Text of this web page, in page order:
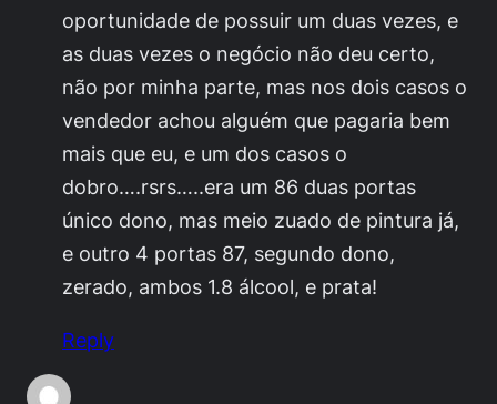
oportunidade de possuir um duas vezes, e
as duas vezes o negócio não deu certo,
não por minha parte, mas nos dois casos o
vendedor achou alguém que pagaria bem
mais que eu, e um dos casos o
dobro….rsrs…..era um 86 duas portas
único dono, mas meio zuado de pintura já,
e outro 4 portas 87, segundo dono,
zerado, ambos 1.8 álcool, e prata!
Reply